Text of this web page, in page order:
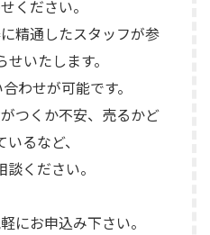
ください。
精通したスタッフが参
いたします。
わせが可能です。
つくか不安、売るかど
るなど、
ください。
にお申込み下さい。